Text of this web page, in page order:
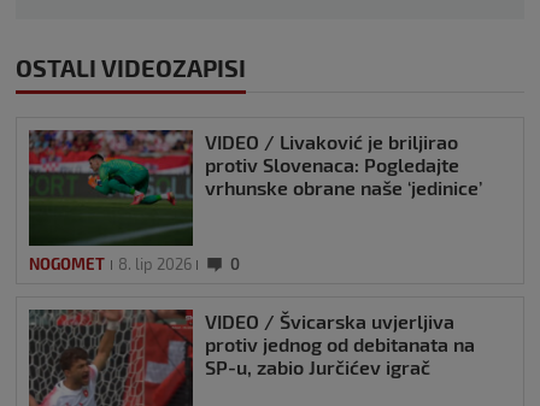
OSTALI VIDEOZAPISI
VIDEO / Livaković je briljirao
protiv Slovenaca: Pogledajte
vrhunske obrane naše ‘jedinice’
NOGOMET 8. lip 2026 0
VIDEO / Švicarska uvjerljiva
protiv jednog od debitanata na
SP-u, zabio Jurčićev igrač